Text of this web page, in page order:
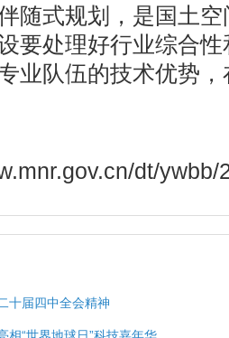
随式规划，是国土
要处理好行业综合
业队伍的技术优势
dt/
十届四中全会精神